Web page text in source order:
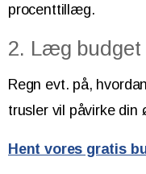
procenttillæg.
2. Læg budget
Regn evt. på,
trusler vil påvirke din
Hent vores gratis